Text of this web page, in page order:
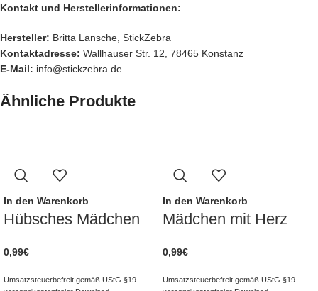
Kontakt und Herstellerinformationen:
Hersteller: Britta Lansche, StickZebra
Kontaktadresse: Wallhauser Str. 12, 78465 Konstanz
E-Mail: info@stickzebra.de
Ähnliche Produkte
In den Warenkorb
Hübsches Mädchen
0,99€
Umsatzsteuerbefreit gemäß UStG §19
In den Warenkorb
Mädchen mit Herz
0,99€
Umsatzsteuerbefreit gemäß UStG §19